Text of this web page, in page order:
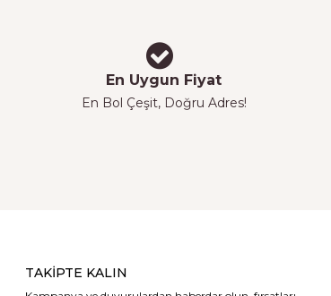
En Uygun Fiyat
En Bol Çeşit, Doğru Adres!
TAKIPTE KALIN